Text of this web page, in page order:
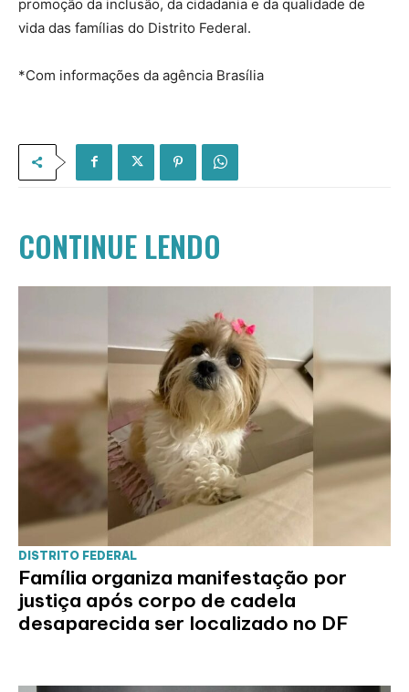
promoção da inclusão, da cidadania e da qualidade de
vida das famílias do Distrito Federal.
*Com informações da agência Brasília
CONTINUE LENDO
DISTRITO FEDERAL
Família organiza manifestação por
justiça após corpo de cadela
desaparecida ser localizado no DF